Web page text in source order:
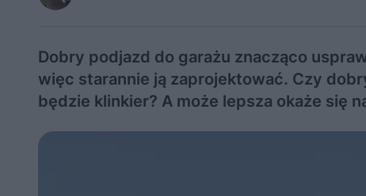
Dobry podjazd do garażu znacząco
więc starannie ją zaprojektować. Czy
będzie klinkier? A może lepsza okaże się